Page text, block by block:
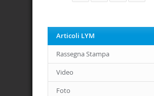
Articoli LYM
Rassegna Stampa
Video
Foto